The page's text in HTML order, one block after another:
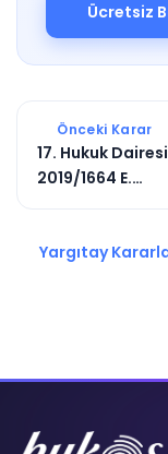
Ücretsiz
Önceki Karar
17. Hukuk Dairesi
2019/1664 E.
Yargıtay